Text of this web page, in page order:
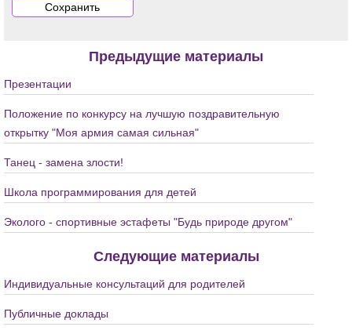
Предыдущие материалы
Презентации
Положение по конкурсу на лучшую поздравительную
открытку "Моя армия самая сильная"
Танец - замена злости!
Школа программирования для детей
Эколого - спортивные эстафеты "Будь природе другом"
Следующие материалы
Индивидуальные консультаций для родителей
Публичные доклады